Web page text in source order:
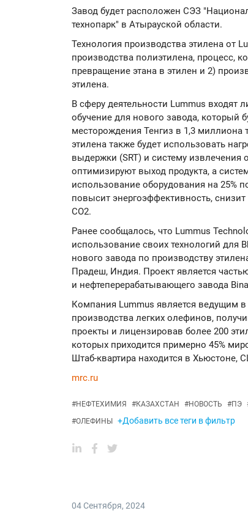
Завод будет расположен СЭЗ
технопарк" в Атырауской области.
Технология производства этилена от
производства полиэтилена, процесс,
превращение этана в этилен и 2)
этилена.
В сферу деятельности Lummus входят
обучение для нового завода, который
месторождения Тенгиз в 1,3 миллиона
этилена также будет использовать
выдержки (SRT) и систему извлечения
оптимизируют выход продукта, а
использование оборудования на 25%
повысит энергоэффективность,
CO2.
Ранее сообщалось, что Lummus
использование своих технологий для
нового завода по производству
Прадеш, Индия. Проект является
и нефтеперерабатывающего завода
Компания Lummus является ведущим
производства легких олефинов,
проекты и лицензировав более 200
которых приходится примерно 45%
Штаб-квартира находится в Хьюстоне,
mrc.ru
#НЕФТЕХИМИЯ #КАЗАХСТАН #НОВОСТЬ #ПЭ
#ОЛЕФИНЫ +Добавить все теги в фильтр
04 Сентября, 2024